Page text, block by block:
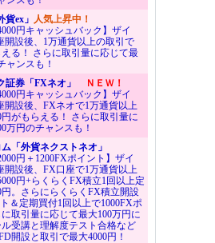
ex」 人気上昇中！
円キャッシュバック】ザイ
開設後、1万通貨以上の取引で
える！ さらに取引量に応じて最
ャンスも！
証券「FXネオ」
ＮＥＷ！
円キャッシュバック】ザイ
開設後、FXネオで1万通貨以上
がもらえる！ さらに取引量に
万円のチャンスも！
「外貨ネクストネオ」
円＋1200FXポイント】ザイ
開設後、FX口座で1万通貨以上
円+らくらくFX積立1回以上定
円。さらにらくらくFX積立開設
＆定期買付1回以上で1000FXポ
取引量に応じて最大100万円に
受講と理解度テスト合格など
開設と取引で最大4000円！